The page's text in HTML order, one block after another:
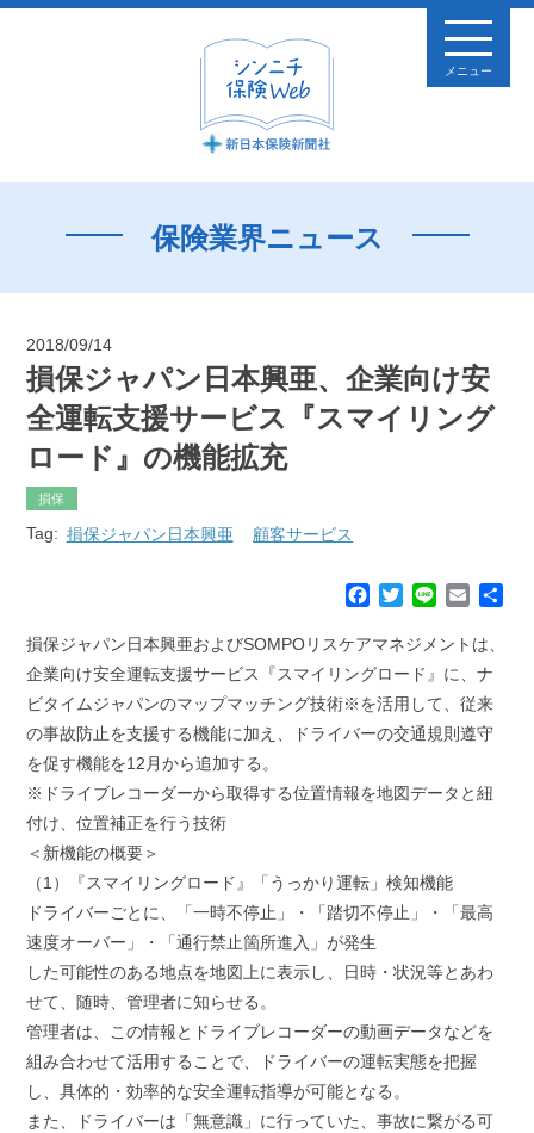
メニュー
保険業界ニュース
2018/09/14
損保ジャパン日本興亜、企業向け安
全運転支援サービス『スマイリング
ロード』の機能拡充
損保
Tag: 損保ジャパン日本興亜 顧客サービス
c
e
o
o
T
i
e
r
n
e
E
a
損保ジャパン日本興亜およびSOMPOリスケアマネジメントは、
企業向け安全運転支援サービス『スマイリングロード』に、ナ
ビタイムジャパンのマップマッチング技術※を活用して、従来
の事故防止を支援する機能に加え、ドライバーの交通規則遵守
を促す機能を12月から追加する。
※ドライブレコーダーから取得する位置情報を地図データと紐
付け、位置補正を行う技術
＜新機能の概要＞
（1）『スマイリングロード』「うっかり運転」検知機能
ドライバーごとに、「一時不停止」・「踏切不停止」・「最高
速度オーバー」・「通行禁止箇所進入」が発生
した可能性のある地点を地図上に表示し、日時・状況等とあわ
せて、随時、管理者に知らせる。
管理者は、この情報とドライブレコーダーの動画データなどを
組み合わせて活用することで、ドライバーの運転実態を把握
し、具体的・効率的な安全運転指導が可能となる。
また、ドライバーは「無意識」に行っていた、事故に繋がる可